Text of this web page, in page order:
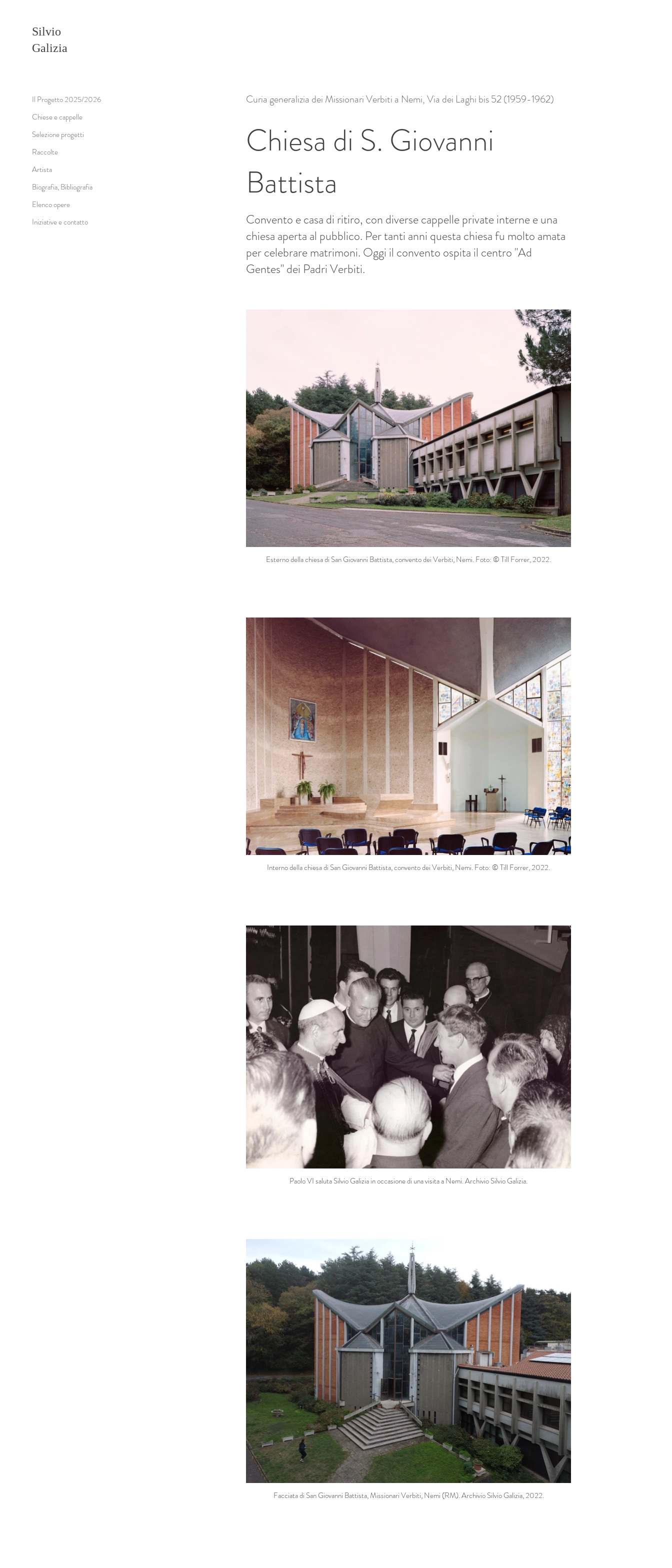
Il Progetto 2025/2026
Chiese e cappelle
Selezione progetti
Raccolte
Artista
Biografia, Bibliografia
Elenco opere
Iniziative e contatto
Silvio
Galizia
Curia generalizia dei Missionari Verbiti a Nemi, Via dei Laghi bis 52 (1959-1962)
Chiesa di S. Giovanni
Battista
Convento e casa di ritiro, con diverse cappelle private interne e una
chiesa aperta al pubblico. Per tanti anni questa chiesa fu molto amata
per celebrare matrimoni. Oggi il convento ospita il centro "Ad
Gentes" dei Padri Verbiti.
Esterno della chiesa di San Giovanni Battista, convento dei Verbiti, Nemi. Foto: © Till Forrer, 2022.
Interno della chiesa di San Giovanni Battista, convento dei Verbiti, Nemi. Foto: © Till Forrer, 2022.
Paolo VI saluta Silvio Galizia in occasione di una visita a Nemi. Archivio Silvio Galizia.
Facciata di San Giovanni Battista, Missionari Verbiti, Nemi (RM). Archivio Silvio Galizia, 2022.